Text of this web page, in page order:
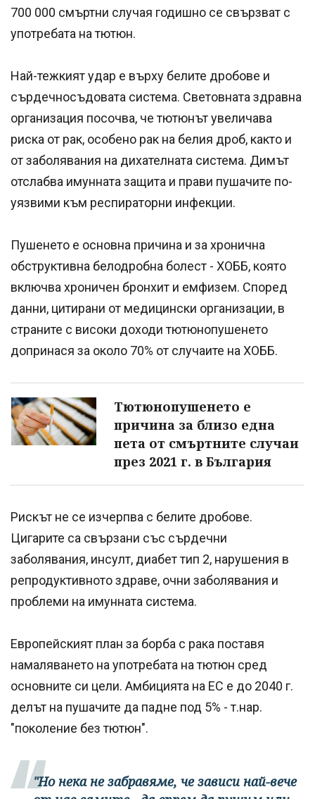
700 000 смъртни случая годишно се свързват с
употребата на тютюн.
Най-тежкият удар е върху белите дробове и
сърдечносъдовата система. Световната здравна
организация посочва, че тютюнът увеличава
риска от рак, особено рак на белия дроб, както и
от заболявания на дихателната система. Димът
отслабва имунната защита и прави пушачите по-
уязвими към респираторни инфекции.
Пушенето е основна причина и за хронична
обструктивна белодробна болест - ХОББ, която
включва хроничен бронхит и емфизем. Според
данни, цитирани от медицински организации, в
страните с високи доходи тютюнопушенето
допринася за около 70% от случаите на ХОББ.
Тютюнопушенето е
причина за близо една
пета от смъртните случаи
през 2021 г. в България
Рискът не се изчерпва с белите дробове.
Цигарите са свързани със сърдечни
заболявания, инсулт, диабет тип 2, нарушения в
репродуктивното здраве, очни заболявания и
проблеми на имунната система.
Европейският план за борба с рака поставя
намаляването на употребата на тютюн сред
основните си цели. Амбицията на ЕС е до 2040 г.
делът на пушачите да падне под 5% - т.нар.
"поколение без тютюн".
"Но нека не забравяме, че зависи най-вече